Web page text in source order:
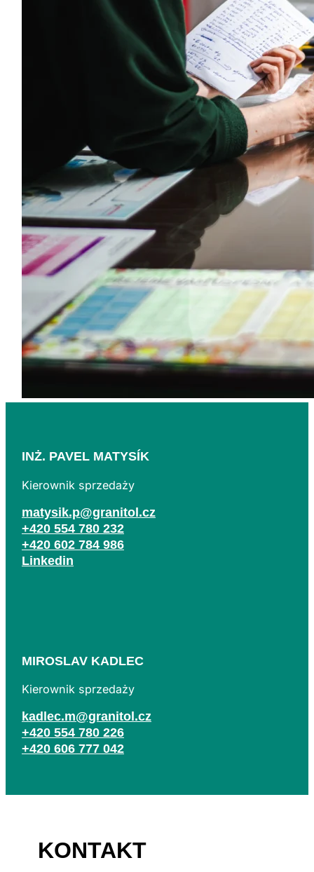
KONTAKT
INŻ. PAVEL MATYSÍK
Kierownik sprzedaży
matysik.p@granitol.cz
+420 554 780 232
+420 602 784 986
Linkedin
MIROSLAV KADLEC
Kierownik sprzedaży
kadlec.m@granitol.cz
+420 554 780 226
+420 606 777 042